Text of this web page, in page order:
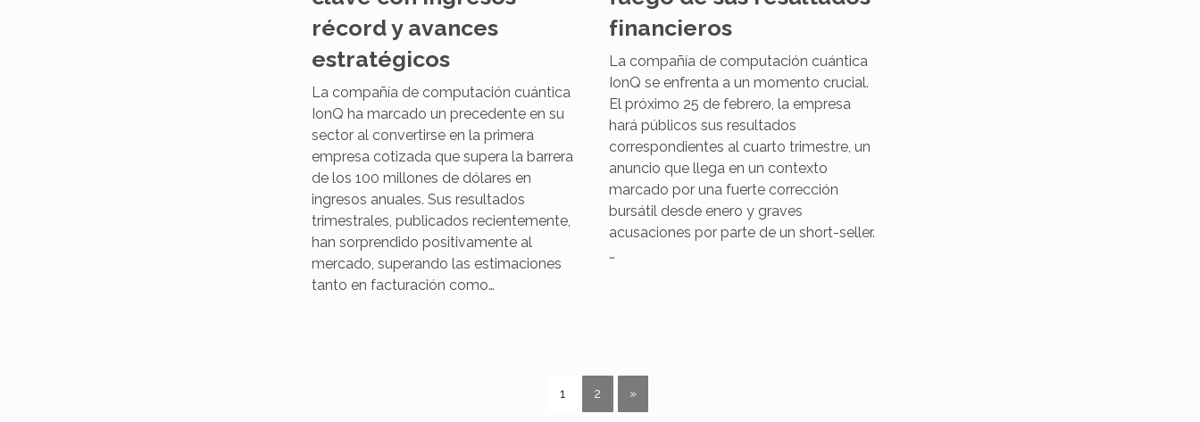
récord y avances
estratégicos
La compañía de computación cuántica
IonQ ha marcado un precedente en su
sector al convertirse en la primera
empresa cotizada que supera la barrera
de los 100 millones de dólares en
ingresos anuales. Sus resultados
trimestrales, publicados recientemente,
han sorprendido positivamente al
mercado, superando las estimaciones
tanto en facturación como…
financieros
La compañía de computación cuántica
IonQ se enfrenta a un momento crucial.
El próximo 25 de febrero, la empresa
hará públicos sus resultados
correspondientes al cuarto trimestre, un
anuncio que llega en un contexto
marcado por una fuerte corrección
bursátil desde enero y graves
acusaciones por parte de un short-seller.
…
1 2 »